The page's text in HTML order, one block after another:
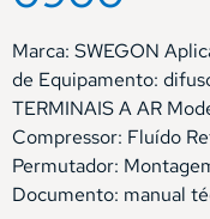
Marca: SWEGON
de Equipamento:
TERMINAIS A AR
Compressor: Fluído
Permutador:
Documento: manual